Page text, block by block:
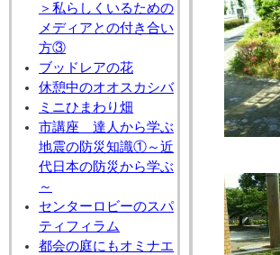
＞私らしくいるための
メディアとの付き合い
方③
ブッドレアの花
休憩中のオオスカシバ
ミニひまわり畑
市講座 達人から学ぶ
地震の防災知識①～近
代日本の防災から学ぶ
～
センターロビーのスパ
ティフィラム
都会の庭にもオミナエ